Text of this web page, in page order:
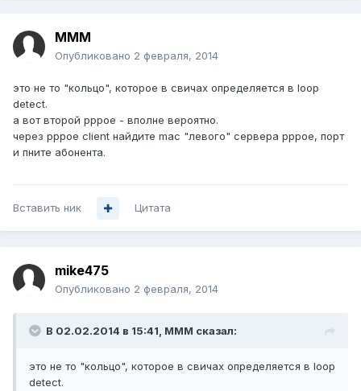
MMM
Опубликовано 2 февраля, 2014
это не то "кольцо", которое в свичах определяется в loop
detect.
а вот второй pppoe - вполне вероятно.
через pppoe client найдите mac "левого" сервера pppoe, порт
и пните абонента.
Вставить ник Цитата
mike475
Опубликовано 2 февраля, 2014
В 02.02.2014 в 15:41, MMM сказал:
это не то "кольцо", которое в свичах определяется в loop
detect.